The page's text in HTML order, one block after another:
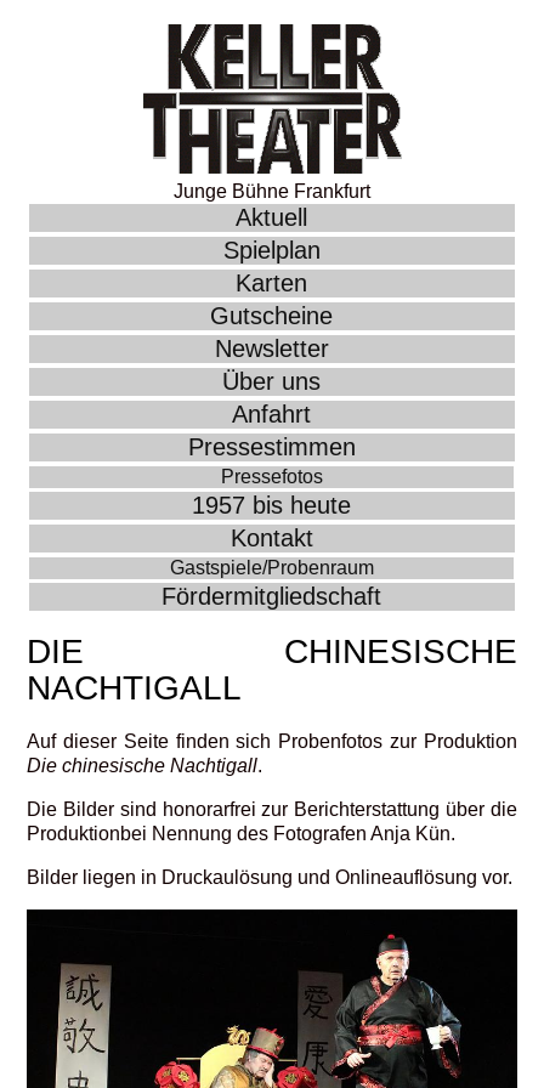
Junge Bühne Frankfurt
Aktuell
Spielplan
Karten
Gutscheine
Newsletter
Über uns
Anfahrt
Pressestimmen
Pressefotos
1957 bis heute
Kontakt
Gastspiele/Probenraum
Fördermitgliedschaft
DIE CHINESISCHE
NACHTIGALL
Auf dieser Seite finden sich Probenfotos zur Produktion
Die chinesische Nachtigall.
Die Bilder sind honorarfrei zur Berichterstattung über die
Produktionbei Nennung des Fotografen Anja Kün.
Bilder liegen in Druckaulösung und Onlineauflösung vor.